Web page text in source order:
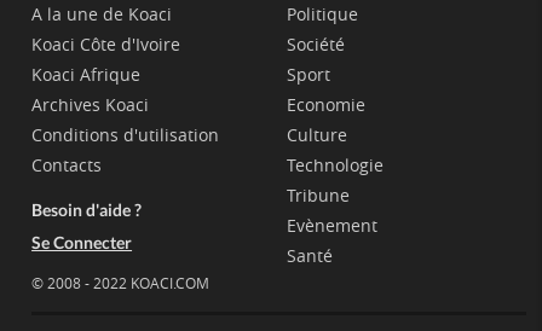
A la une de Koaci
Koaci Côte d'Ivoire
Koaci Afrique
Archives Koaci
Conditions d'utilisation
Contacts
Besoin d'aide ?
Se Connecter
© 2008 - 2022 KOACI.COM
Politique
Société
Sport
Economie
Culture
Technologie
Tribune
Evènement
Santé